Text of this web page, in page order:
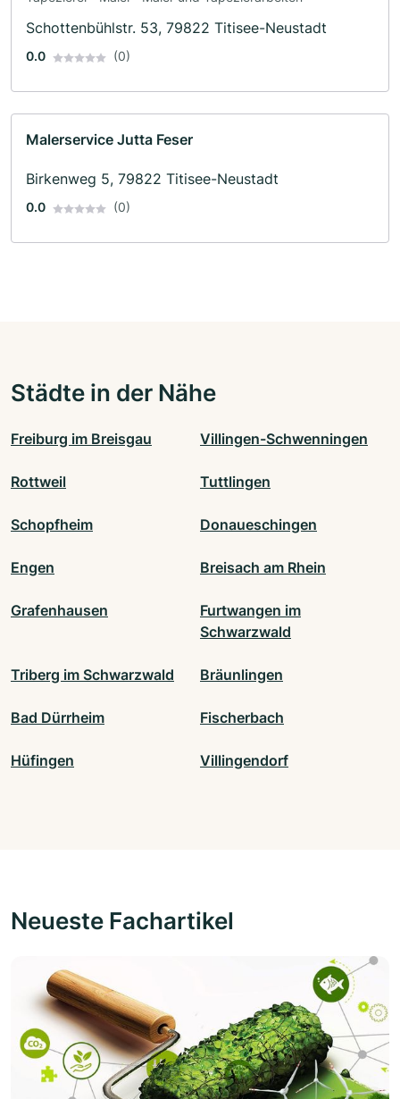
Schottenbühlstr. 53, 79822 Titisee-Neustadt
0.0 (0)
Malerservice Jutta Feser
Birkenweg 5, 79822 Titisee-Neustadt
0.0 (0)
Städte in der Nähe
Freiburg im Breisgau Villingen-Schwenningen
Rottweil Tuttlingen
Schopfheim Donaueschingen
Engen Breisach am Rhein
Grafenhausen
Furtwangen im
Schwarzwald
Triberg im Schwarzwald Bräunlingen
Bad Dürrheim Fischerbach
Hüfingen Villingendorf
Neueste Fachartikel